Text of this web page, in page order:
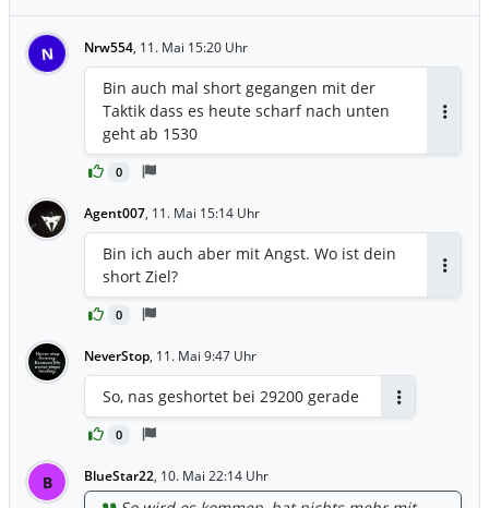
N Nrw554, 11. Mai 15:20 Uhr
0
Bin auch mal short gegangen mit der
Taktik dass es heute scharf nach unten
geht ab 1530
Agent007, 11. Mai 15:14 Uhr
0
Bin ich auch aber mit Angst. Wo ist dein
short Ziel?
NeverStop, 11. Mai 9:47 Uhr
0
So, nas geshortet bei 29200 gerade
B BlueStar22, 10. Mai 22:14 Uhr